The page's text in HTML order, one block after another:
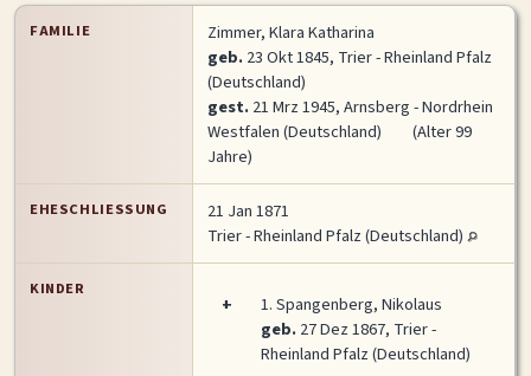
FAMILIE
Zimmer, Klara Katharina
geb.23 Okt 1845, Trier - Rheinland Pfalz
(Deutschland)
gest.21 Mrz 1945, Arnsberg - Nordrhein
Westfalen (Deutschland)
(Alter 99
Jahre)
EHESCHLIESSUNG
21 Jan 1871
Trier - Rheinland Pfalz (Deutschland)
KINDER
+ 1.Spangenberg, Nikolaus
geb.27 Dez 1867, Trier -
Rheinland Pfalz (Deutschland)